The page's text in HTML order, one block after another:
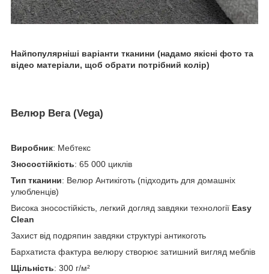
Найпопулярніші варіанти тканини (надамо якісні фото та
відео матеріали, щоб обрати потрібний колір)
Велюр Вега (Vega)
Виробник: Мебтекс
Зносостійкість: 65 000 циклів
Тип тканини: Велюр Антикіготь (підходить для домашніх
улюбленців)
Висока зносостійкість, легкий догляд завдяки технології Easy
Clean
Захист від подряпин завдяки структурі антикоготь
Бархатиста фактура велюру створює затишний вигляд меблів
Щільність: 300 г/м²